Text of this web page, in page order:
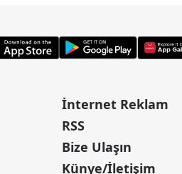
İnternet Reklam
RSS
Bize Ulaşın
Künye/İletişim